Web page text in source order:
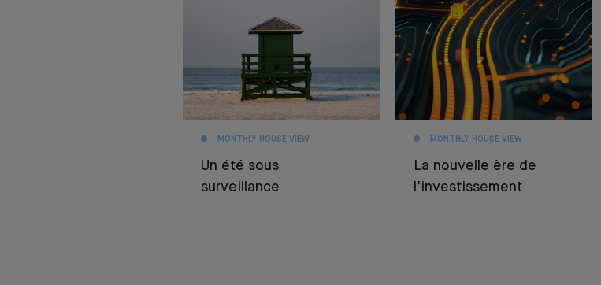
MONTHLY HOUSE VIEW
Un été sous
surveillance
MONTHLY HOUSE VIEW
La nouvelle ère de
l’investissement